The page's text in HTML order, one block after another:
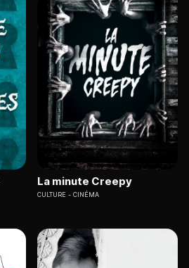
La minute Creepy
CULTURE CINÉMA